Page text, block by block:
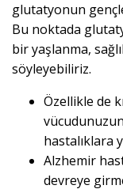
glutatyonun
Bu noktada
bir yaşlanma,
söyleyebiliriz.
Özellikle de
hastalıklara
Alzhemir
devreye